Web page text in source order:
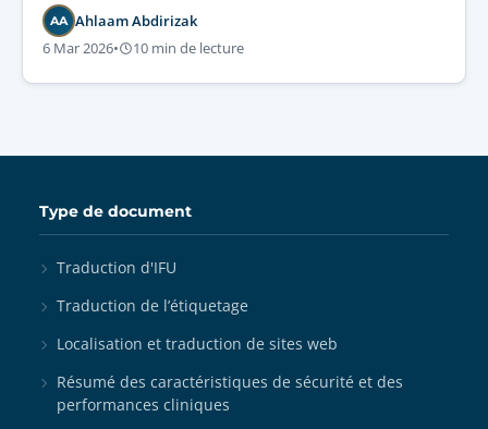
stricts.
AA Ahlaam Abdirizak
6 Mar 2026• 10 min de lecture
Type de document
Traduction d'IFU
Traduction de l’étiquetage
Localisation et traduction de sites web
Résumé des caractéristiques de sécurité et des
performances cliniques